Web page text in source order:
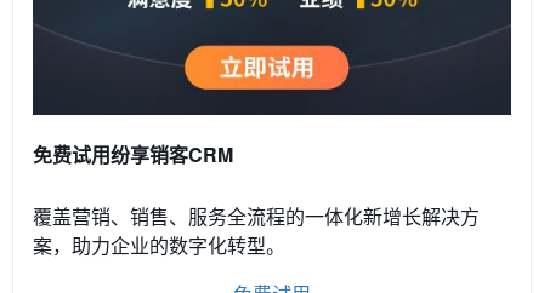
免费试用纷享销客CRM
覆盖营销、销售、服务全流程的一体化新增长解决方
案，助力企业的数字化转型。